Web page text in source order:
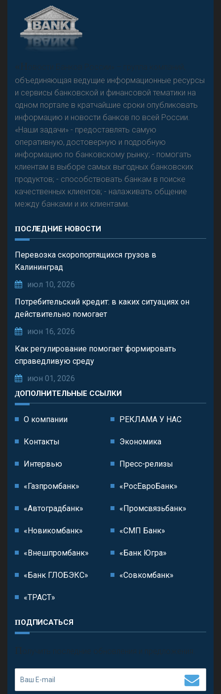
«Н
овости Банков России» – группа компаний,
объединяющая ведущие информационные ресурсы
и сервисы банковской и финансовой тематики на
одном портале в кратчайшие сроки опубликовать
информацию и новости банков по всей России.
«Наши задачи» - предоставлять самую
оперативную, достоверную и подробную
информацию по банковскому рынку; - помогать
клиентам в выборе самых выгодных банковских
продуктов; - способствовать банкам в поиске
качественных клиентов; - налаживать общение
между банками и их клиентами.
ПОСЛЕДНИЕ НОВОСТИ
Перевозка скоропортящихся грузов в
Калининград
июл 10, 2026
Потребительский кредит: в каких ситуациях он
действительно помогает
июн 16, 2026
Как регулирование помогает формировать
справедливую среду
июн 01, 2026
ДОПОЛНИТЕЛЬНЫЕ ССЫЛКИ
О компании РЕКЛАМА У НАС
Контакты Экономика
Интервью Пресс-релизы
«Газпромбанк» «РосЕвроБанк»
«Автоградбанк» «Промсвязьбанк»
«Новикомбанк» «СМП Банк»
«Внешпромбанк» «Банк Югра»
«Банк ГЛОБЭКС» «Совкомбанк»
«ТРАСТ»
ПОДПИСАТЬСЯ
П олучить последние обновления и предложения.